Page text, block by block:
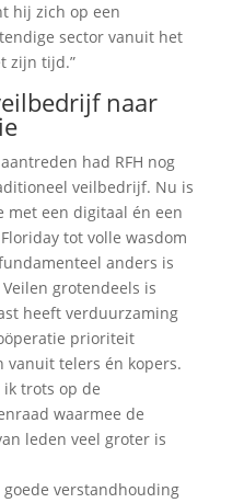
hij zich op een
sector vanuit het
zijn tijd.”
naar
had RFH nog
veilbedrijf. Nu is
met een digitaal én een
tot volle wasdom
anders is
grotendeels is
heeft verduurzaming
prioriteit
vanuit telers én kopers.
trots op de
waarmee de
leden veel groter is
verstandhouding